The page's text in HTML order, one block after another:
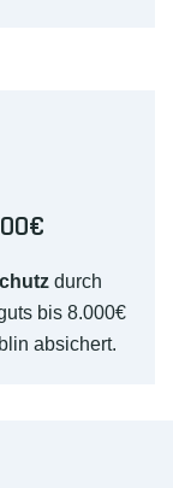
durch
bis 8.000€
absichert.